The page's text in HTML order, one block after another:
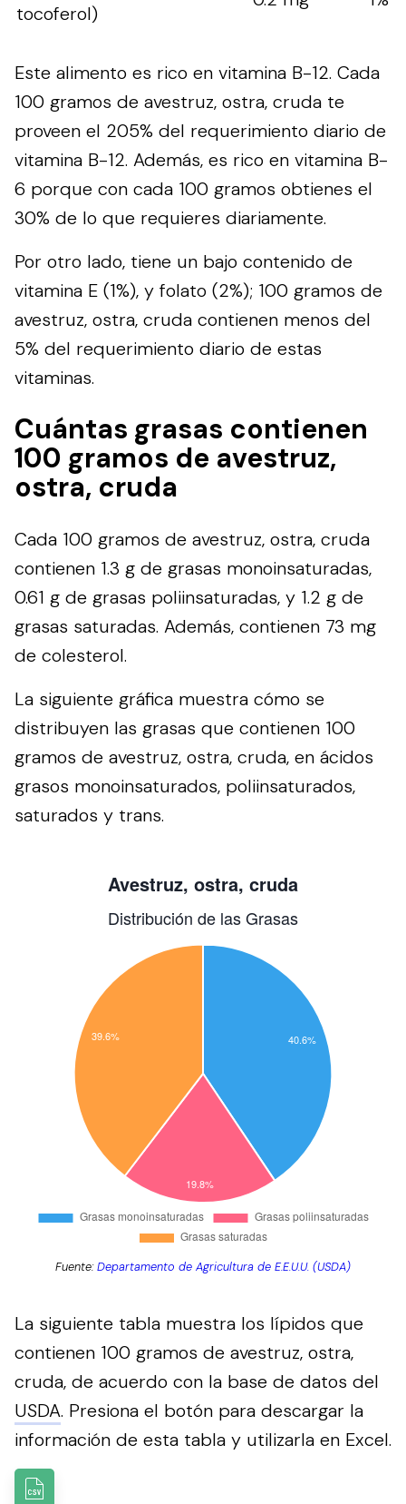
tocoferol)
Este alimento es rico en vitamina B-12. Cada
100 gramos de avestruz, ostra, cruda te
proveen el 205% del requerimiento diario de
vitamina B-12. Además, es rico en vitamina B-
6 porque con cada 100 gramos obtienes el
30% de lo que requieres diariamente.
Por otro lado, tiene un bajo contenido de
vitamina E (1%), y folato (2%); 100 gramos de
avestruz, ostra, cruda contienen menos del
5% del requerimiento diario de estas
vitaminas.
Cuántas grasas contienen
100 gramos de avestruz,
ostra, cruda
Cada 100 gramos de avestruz, ostra, cruda
contienen 1.3 g de grasas monoinsaturadas,
0.61 g de grasas poliinsaturadas, y 1.2 g de
grasas saturadas. Además, contienen 73 mg
de colesterol.
La siguiente gráfica muestra cómo se
distribuyen las grasas que contienen 100
gramos de avestruz, ostra, cruda, en ácidos
grasos monoinsaturados, poliinsaturados,
saturados y trans.
Fuente:Departamento de Agricultura de E.E.U.U. (USDA)
La siguiente tabla muestra los lípidos que
contienen 100 gramos de avestruz, ostra,
cruda, de acuerdo con la base de datos del
USDA. Presiona el botón para descargar la
información de esta tabla y utilizarla en Excel.